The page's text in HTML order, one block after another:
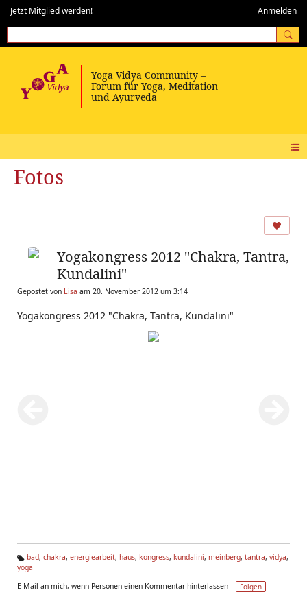
Jetzt Mitglied werden! Anmelden
Fotos
Yogakongress 2012 "Chakra, Tantra,
Kundalini"
Gepostet von Lisa am 20. November 2012 um 3:14
Yogakongress 2012 "Chakra, Tantra, Kundalini"
Ta
s:
bad, chakra, energiearbeit, haus, kongress, kundalini, meinberg, tantra, vidya,
yoga
E-Mail an mich, wenn Personen einen Kommentar hinterlassen –
Folgen